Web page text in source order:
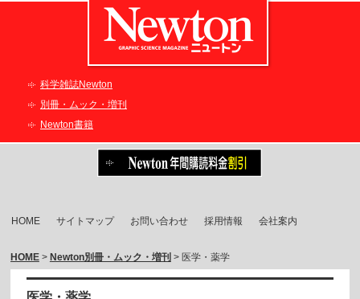
科学雑誌Newton
別冊・ムック・増刊
Newton書籍
HOME サイトマップ お問い合わせ 採用情報 会社案内
HOME> Newton別冊・ムック・増刊 > 医学・薬学